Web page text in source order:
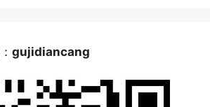
gujidiancang